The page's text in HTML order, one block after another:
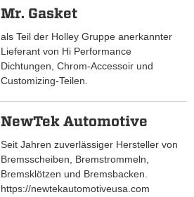
Mr. Gasket
als Teil der Holley Gruppe anerkannter
Lieferant von Hi Performance
Dichtungen, Chrom-Accessoir und
Customizing-Teilen.
NewTek Automotive
Seit Jahren zuverlässiger Hersteller von
Bremsscheiben, Bremstrommeln,
Bremsklötzen und Bremsbacken.
https://newtekautomotiveusa.com